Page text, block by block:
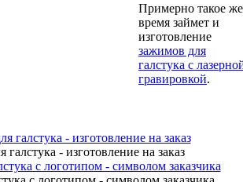
Примерно такое же
время займет и
изготовление
зажимов для
галстука с
гравировкой.
галстука - изготовление на заказ